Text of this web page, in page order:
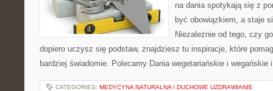
na dania spotykają się z
być obowiązkiem, a staje
Niezależnie od tego, czy
dopiero uczysz się podstaw, znajdziesz tu inspiracje, które
bardziej świadomie. Polecamy Dania wegetariańskie i
CATEGORIES: MEDYCYNA NATURALNA I DUCHOWE UZDRAWIANIE